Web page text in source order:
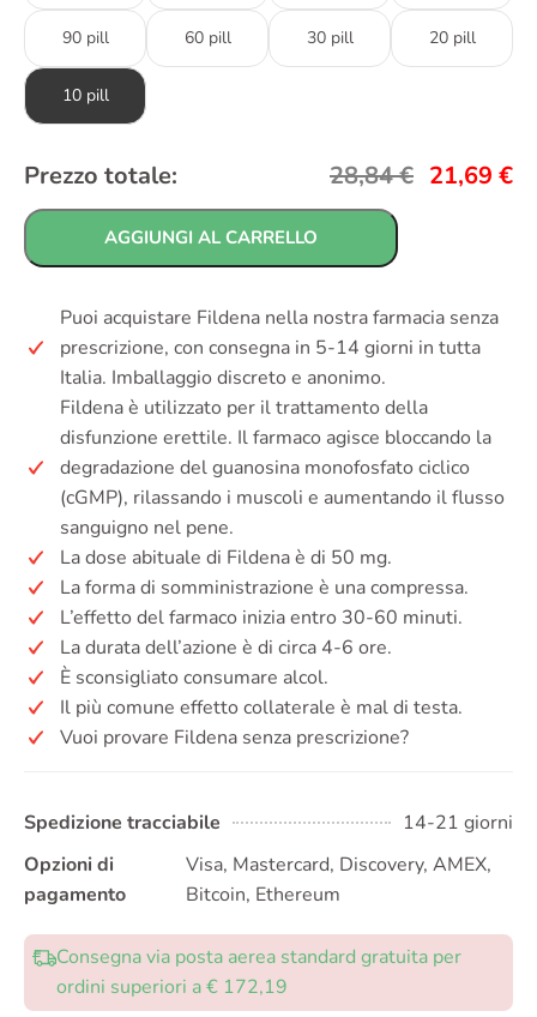
90 pill 60 pill 30 pill 20 pill
10 pill
Prezzo totale: 28,84€ 21,69 €
AGGIUNGI AL CARRELLO
Puoi acquistare Fildena nella nostra farmacia senza
prescrizione, con consegna in 5-14 giorni in tutta
Italia. Imballaggio discreto e anonimo.
Fildena è utilizzato per il trattamento della
disfunzione erettile. Il farmaco agisce bloccando la
degradazione del guanosina monofosfato ciclico
(cGMP), rilassando i muscoli e aumentando il flusso
sanguigno nel pene.
La dose abituale di Fildena è di 50 mg.
La forma di somministrazione è una compressa.
L’effetto del farmaco inizia entro 30-60 minuti.
La durata dell’azione è di circa 4-6 ore.
È sconsigliato consumare alcol.
Il più comune effetto collaterale è mal di testa.
Vuoi provare Fildena senza prescrizione?
Spedizione tracciabile
14-21 giorni
Opzioni di
pagamento
Visa, Mastercard, Discovery, AMEX,
Bitcoin, Ethereum
Consegna via posta aerea standard gratuita per
ordini superiori a € 172,19